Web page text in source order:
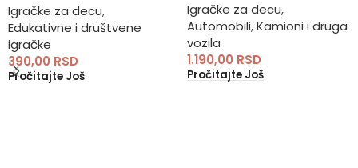
Igračke za decu,
Edukativne i društvene
igračke
390,00 RSD
Pročitajte Još
Igračke za decu,
Automobili,Kamioni i druga
vozila
1.190,00 RSD
Pročitajte Još